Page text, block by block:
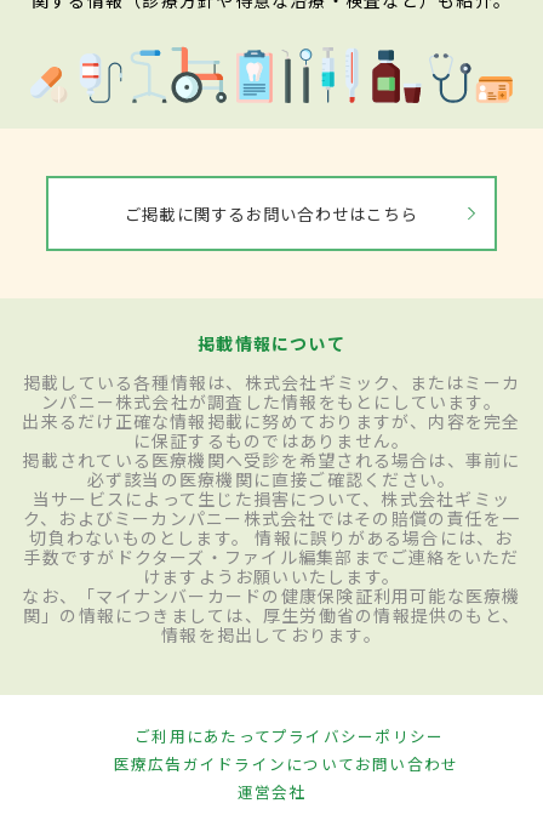
ご掲載に関するお問い合わせはこちら
掲載情報について
掲載している各種情報は、株式会社ギミック、またはミーカ
ンパニー株式会社が調査した情報をもとにしています。
出来るだけ正確な情報掲載に努めておりますが、内容を完全
に保証するものではありません。
掲載されている医療機関へ受診を希望される場合は、事前に
必ず該当の医療機関に直接ご確認ください。
当サービスによって生じた損害について、株式会社ギミッ
ク、およびミーカンパニー株式会社ではその賠償の責任を一
切負わないものとします。 情報に誤りがある場合には、お
手数ですがドクターズ・ファイル編集部までご連絡をいただ
けますようお願いいたします。
なお、「マイナンバーカードの健康保険証利用可能な医療機
関」の情報につきましては、厚生労働省の情報提供のもと、
情報を掲出しております。
ご利用にあたってプライバシーポリシー
医療広告ガイドラインについてお問い合わせ
運営会社